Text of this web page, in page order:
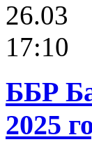
26.03
17:10
ББР
2025